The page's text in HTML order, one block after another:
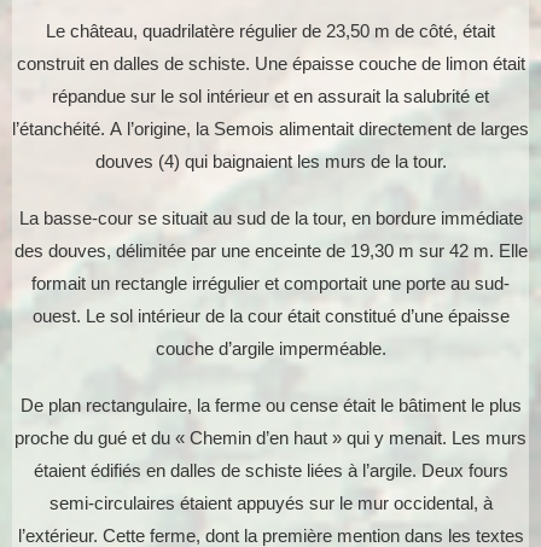
Le château, quadrilatère régulier de 23,50 m de côté, était
construit en dalles de schiste. Une épaisse couche de limon était
répandue sur le sol intérieur et en assurait la salubrité et
l’étanchéité. A l’origine, la Semois alimentait directement de larges
douves (4) qui baignaient les murs de la tour.
La basse-cour se situait au sud de la tour, en bordure immédiate
des douves, délimitée par une enceinte de 19,30 m sur 42 m. Elle
formait un rectangle irrégulier et comportait une porte au sud-
ouest. Le sol intérieur de la cour était constitué d’une épaisse
couche d’argile imperméable.
De plan rectangulaire, la ferme ou cense était le bâtiment le plus
proche du gué et du « Chemin d’en haut » qui y menait. Les murs
étaient édifiés en dalles de schiste liées à l’argile. Deux fours
semi-circulaires étaient appuyés sur le mur occidental, à
l’extérieur. Cette ferme, dont la première mention dans les textes